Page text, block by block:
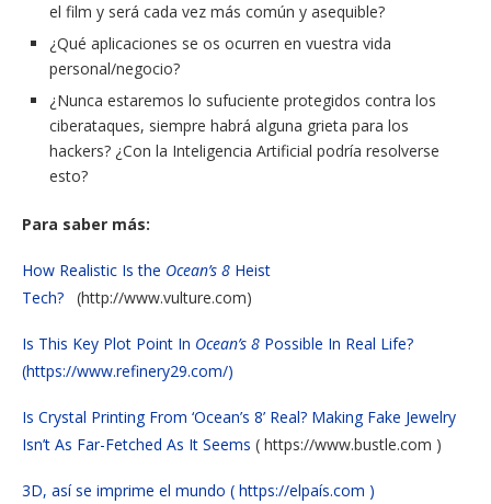
el film y será cada vez más común y asequible?
¿Qué aplicaciones se os ocurren en vuestra vida
personal/negocio?
¿Nunca estaremos lo sufuciente protegidos contra los
ciberataques, siempre habrá alguna grieta para los
hackers? ¿Con la Inteligencia Artificial podría resolverse
esto?
Para saber más:
How Realistic Is the Ocean’s 8 Heist
Tech? (http://www.vulture.com)
Is This Key Plot Point In Ocean’s 8 Possible In Real Life?
(https://www.refinery29.com/)
Is Crystal Printing From ‘Ocean’s 8’ Real? Making Fake Jewelry
Isn’t As Far-Fetched As It Seems ( https://www.bustle.com )
3D, así se imprime el mundo ( https://elpaís.com )